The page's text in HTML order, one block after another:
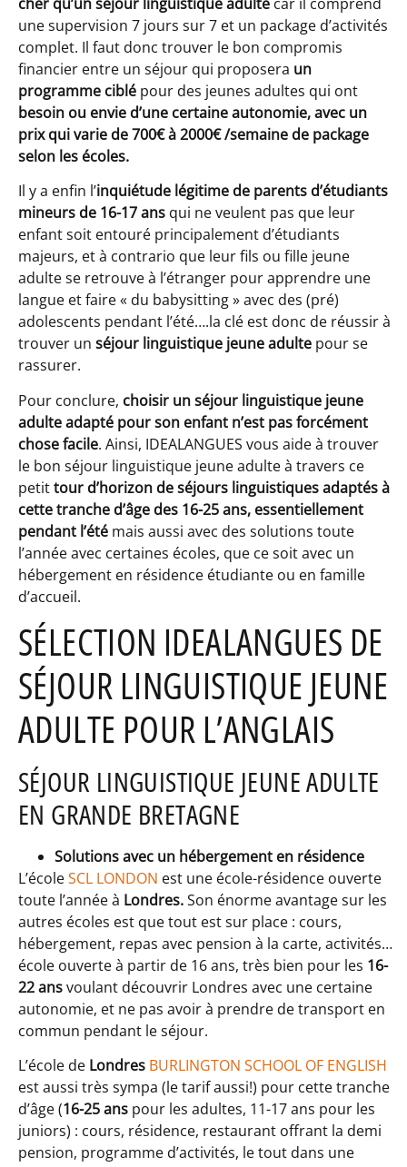
une supervision 7 jours sur 7 et un package d’activités
complet. Il faut donc trouver le bon compromis
financier entre un séjour qui proposera un
programme ciblé pour des jeunes adultes qui ont
besoin ou envie d’une certaine autonomie, avec un
prix qui varie de 700€ à 2000€ /semaine de package
selon les écoles.
Il y a enfin l’inquiétude légitime de parents d’étudiants
mineurs de 16-17 ans qui ne veulent pas que leur
enfant soit entouré principalement d’étudiants
majeurs, et à contrario que leur fils ou fille jeune
adulte se retrouve à l’étranger pour apprendre une
langue et faire « du babysitting » avec des (pré)
adolescents pendant l’été….la clé est donc de réussir à
trouver un séjour linguistique jeune adulte pour se
rassurer.
Pour conclure, choisir un séjour linguistique jeune
adulte adapté pour son enfant n’est pas forcément
chose facile. Ainsi, IDEALANGUES vous aide à trouver
le bon séjour linguistique jeune adulte à travers ce
petittour d’horizon de séjours linguistiques adaptés à
cette tranche d’âge des 16-25 ans, essentiellement
pendant l’été mais aussi avec des solutions toute
l’année avec certaines écoles, que ce soit avec un
hébergement en résidence étudiante ou en famille
d’accueil.
SÉLECTION IDEALANGUES DE
SÉJOUR LINGUISTIQUE JEUNE
ADULTE POUR L’ANGLAIS
SÉJOUR LINGUISTIQUE JEUNE ADULTE
EN GRANDE BRETAGNE
Solutions avec un hébergement en résidence
L’écoleSCL LONDON est une école-résidence ouverte
toute l’année à Londres.Son énorme avantage sur les
autres écoles est que tout est sur place : cours,
hébergement, repas avec pension à la carte, activités…
école ouverte à partir de 16 ans, très bien pour les 16-
22 ansvoulant découvrir Londres avec une certaine
autonomie, et ne pas avoir à prendre de transport en
commun pendant le séjour.
L’école de Londres BURLINGTON SCHOOL OF ENGLISH
est aussi très sympa (le tarif aussi!) pour cette tranche
d’âge (16-25 ans pour les adultes, 11-17 ans pour les
juniors) : cours, résidence, restaurant offrant la demi
pension, programme d’activités, le tout dans une